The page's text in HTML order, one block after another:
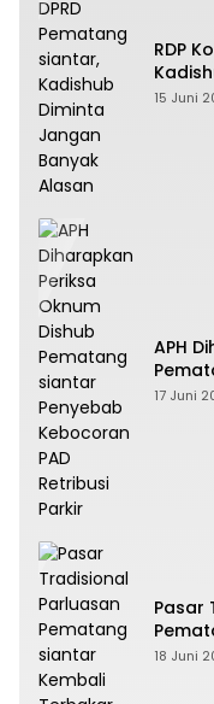
RDP
Alasan
15 Juni
APH
17 Juni
Pasar
18 Juni